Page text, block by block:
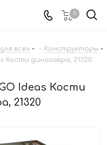
0
всех - Конструкторы
Кости динозавра, 21320
Ideas Кости
21320